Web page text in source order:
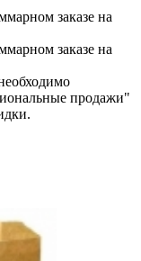
заказе на
заказе на
продажи"